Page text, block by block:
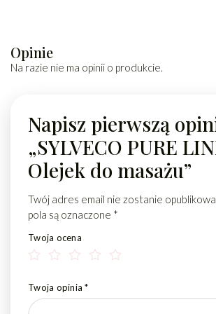
Opinie
Na razie nie ma opinii o produkcie.
Napisz pierwszą
„SYLVECO PURE
Olejek do masażu”
Twój adres email nie zostanie
pola są oznaczone *
Twoja ocena
Twoja opinia*